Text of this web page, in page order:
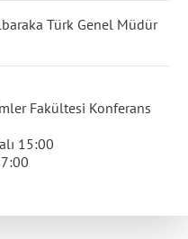
Türk Genel Müdür
Fakültesi Konferans
15:00